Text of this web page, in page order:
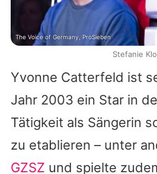
Yvonne Catterfeld ist
Jahr 2003 ein Star in
Tätigkeit als Sängerin
zu etablieren – unter
GZSZ und spielte
The Voice of Germany, ProSieben
Stefanie